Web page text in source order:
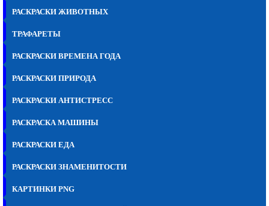
РАСКРАСКИ ЖИВОТНЫХ
ТРАФАРЕТЫ
РАСКРАСКИ ВРЕМЕНА ГОДА
РАСКРАСКИ ПРИРОДА
РАСКРАСКИ АНТИСТРЕСС
РАСКРАСКА МАШИНЫ
РАСКРАСКИ ЕДА
РАСКРАСКИ ЗНАМЕНИТОСТИ
КАРТИНКИ PNG